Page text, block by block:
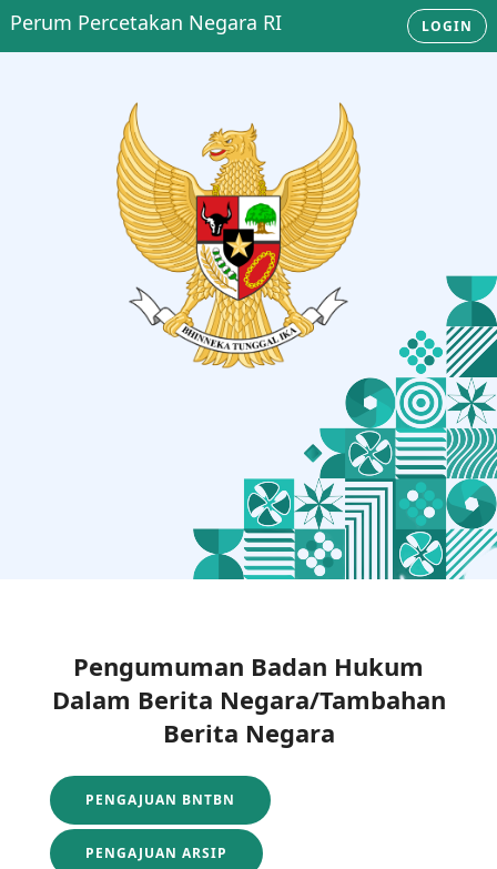
Perum Percetakan Negara RI LOGIN
Pengumuman Badan Hukum
Dalam Berita Negara/Tambahan
Berita Negara
PENGAJUAN BNTBN
PENGAJUAN ARSIP